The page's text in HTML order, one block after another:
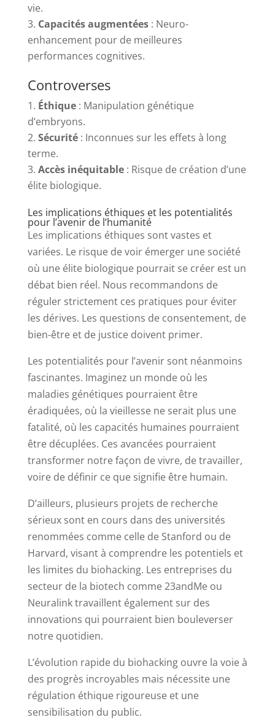
vie.
Capacités augmentées: Neuro-
enhancement pour de meilleures
performances cognitives.
Controverses
Éthique: Manipulation génétique
d’embryons.
Sécurité: Inconnues sur les effets à long
terme.
Accès inéquitable: Risque de création d’une
élite biologique.
Les implications éthiques et les potentialités
pour l’avenir de l’humanité
Les implications éthiques sont vastes et
variées. Le risque de voir émerger une société
où une élite biologique pourrait se créer est un
débat bien réel. Nous recommandons de
réguler strictement ces pratiques pour éviter
les dérives. Les questions de consentement, de
bien-être et de justice doivent primer.
Les potentialités pour l’avenir sont néanmoins
fascinantes. Imaginez un monde où les
maladies génétiques pourraient être
éradiquées, où la vieillesse ne serait plus une
fatalité, où les capacités humaines pourraient
être décuplées. Ces avancées pourraient
transformer notre façon de vivre, de travailler,
voire de définir ce que signifie être humain.
D’ailleurs, plusieurs projets de recherche
sérieux sont en cours dans des universités
renommées comme celle de Stanford ou de
Harvard, visant à comprendre les potentiels et
les limites du biohacking. Les entreprises du
secteur de la biotech comme 23andMe ou
Neuralink travaillent également sur des
innovations qui pourraient bien bouleverser
notre quotidien.
L’évolution rapide du biohacking ouvre la voie à
des progrès incroyables mais nécessite une
régulation éthique rigoureuse et une
sensibilisation du public.